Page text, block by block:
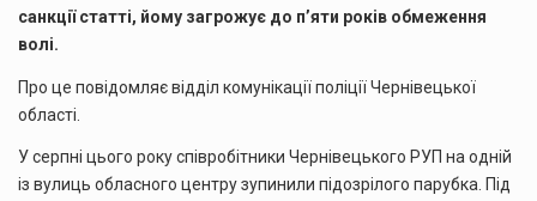
санкції статті, йому загрожує до п’яти років обмеження
волі.
Про це повідомляє відділ комунікації поліції Чернівецької
області.
У серпні цього року співробітники Чернівецького РУП на одній
із вулиць обласного центру зупинили підозрілого парубка. Під